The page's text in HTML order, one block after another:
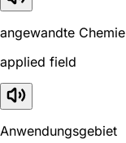
angewandte Chemie
applied field
Anwendungsgebiet